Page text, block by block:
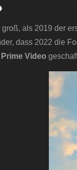
als 2019 der
dass 2022 die
Prime Video